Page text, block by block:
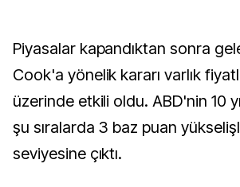
Piyasalar kapandıktan sonra
Cook'a yönelik kararı varlık
üzerinde etkili oldu. ABD'nin 10
şu sıralarda 3 baz puan
seviyesine çıktı.